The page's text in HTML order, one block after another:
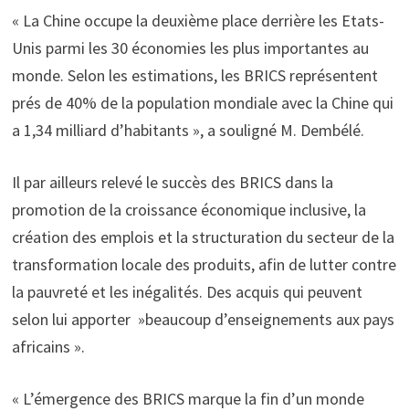
« La Chine occupe la deuxième place derrière les Etats-
Unis parmi les 30 économies les plus importantes au
monde. Selon les estimations, les BRICS représentent
prés de 40% de la population mondiale avec la Chine qui
a 1,34 milliard d’habitants », a souligné M. Dembélé.
Il par ailleurs relevé le succès des BRICS dans la
promotion de la croissance économique inclusive, la
création des emplois et la structuration du secteur de la
transformation locale des produits, afin de lutter contre
la pauvreté et les inégalités. Des acquis qui peuvent
selon lui apporter »beaucoup d’enseignements aux pays
africains ».
« L’émergence des BRICS marque la fin d’un monde